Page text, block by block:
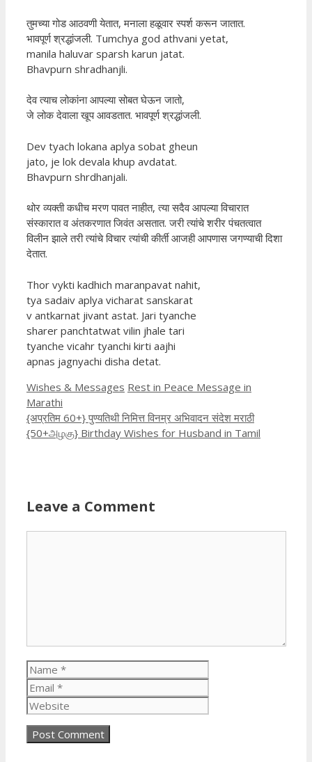
तुमच्या गोड आठवणी येतात, मनाला हळूवार स्पर्श करून जातात.
भावपूर्ण श्रद्धांजली. Tumchya god athvani yetat,
manila haluvar sparsh karun jatat.
Bhavpurn shradhanjli.
देव त्याच लोकांना आपल्या सोबत घेऊन जातो,
जे लोक देवाला खूप आवडतात. भावपूर्ण श्रद्धांजली.
Dev tyach lokana aplya sobat gheun
jato, je lok devala khup avdatat.
Bhavpurn shrdhanjali.
थोर व्यक्ती कधीच मरण पावत नाहीत, त्या सदैव आपल्या विचारात
संस्कारात व अंतकरणात जिवंत असतात. जरी त्यांचे शरीर पंचतत्वात
विलीन झाले तरी त्यांचे विचार त्यांची कीर्ती आजही आपणास जगण्याची दिशा
देतात.
Thor vykti kadhich maranpavat nahit,
tya sadaiv aplya vicharat sanskarat
v antkarnat jivant astat. Jari tyanche
sharer panchtatwat vilin jhale tari
tyanche vicahr tyanchi kirti aajhi
apnas jagnyachi disha detat.
Categories
Wishes & Messages Tags
Rest in Peace Message in
Marathi
{अप्रतिम 60+} पुण्यतिथी निमित्त विनम्र अभिवादन संदेश मराठी
{50+அழகு} Birthday Wishes for Husband in Tamil
Leave a Comment
Name